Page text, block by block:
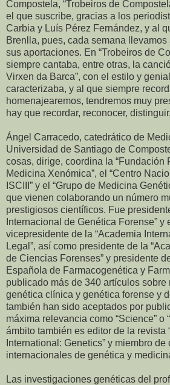
Compostela, “Trobeiros de
el que suscribe, gracias a los
Carbia y Luís Pérez Fernández, y al
Brenlla, pues, cada semana
sus aportaciones. En “Trobeiros de
siempre cantaba, entre otras, la
Virxen da Barca”, con el estilo y
caracterizaba, y al que siempre
homenajearemos, tendremos muy
hay que recordar, reconocer,
Ángel Carracedo, catedrático de
Universidad de Santiago de
cosas, dirige, coordina la “Fundación
Medicina Xenómica”, el “Centro
ISCIII” y el “Grupo de Medicina
que vienen colaborando un número
prestigiosos científicos. Fue
Internacional de Genética Forense”
vicepresidente de la “Academia
Legal”, así como presidente de la
de Ciencias Forenses” y presidente
Española de Farmacogenética y
publicado más de 340 artículos sobre
genética clínica y genética forense y
también han sido aceptados por
máxima relevancia como “Science” o
ámbito también es editor de la revista
International: Genetics” y miembro
internacionales de genética y
Las investigaciones genéticas del